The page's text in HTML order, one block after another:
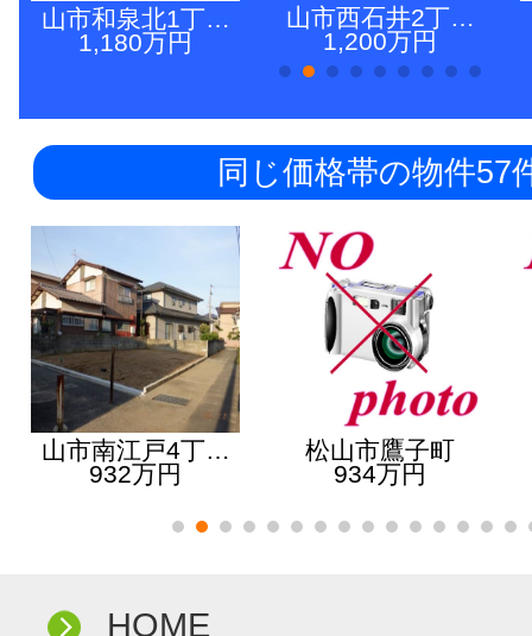
山市和泉北1丁…
1,180万円
山市西石井2丁…
1,200万円
同じ価格帯の物件57
山市南江戸4丁…
932万円
松山市鷹子町
934万円
HOME